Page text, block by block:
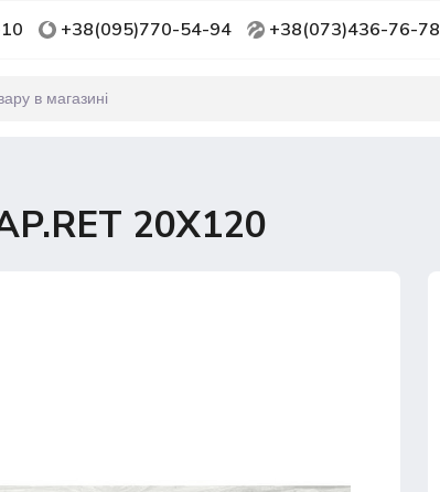
+38(095)770-54-94 +38(073)436-76-78
20Х120